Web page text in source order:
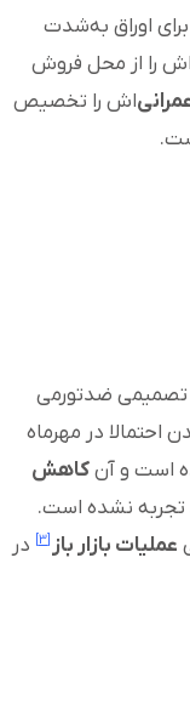
برای اوراق به‌شدت
اش را از محل فروش
اش را تخصیص
تصمیمی ضدتورمی
در مهرماه
کاهش
تجربه نشده است.
عملیات بازار باز
در